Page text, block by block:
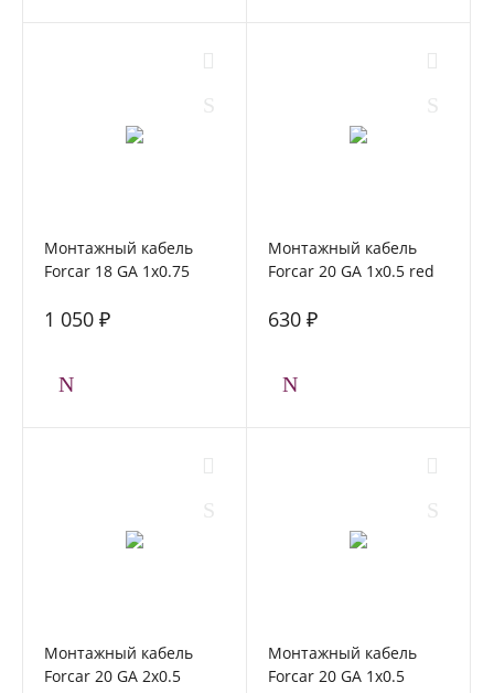
Монтажный кабель
Forcar 18 GA 1x0.75
1 050 ₽
Монтажный кабель
Forcar 20 GA 1x0.5 red
630 ₽
Монтажный кабель
Forcar 20 GA 2x0.5
Монтажный кабель
Forcar 20 GA 1x0.5